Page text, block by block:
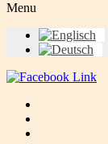
Menu